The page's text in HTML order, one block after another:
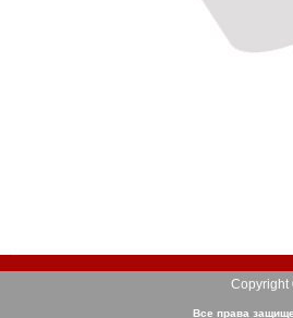
Copyright
Все права